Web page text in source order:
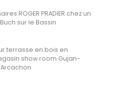
ROGER PRADIER chez un
sur le Bassin
terrasse en bois en
show room Gujan-